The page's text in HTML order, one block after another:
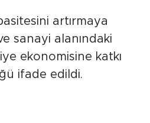
artırmaya
sanayi alanındaki
ekonomisine katkı
ifade edildi.